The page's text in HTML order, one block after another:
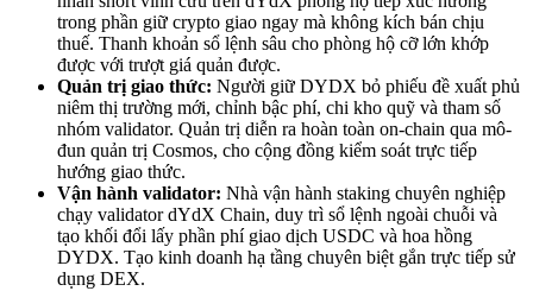
trong phần giữ crypto giao ngay mà không kích bán chịu
thuế. Thanh khoản sổ lệnh sâu cho phòng hộ cỡ lớn khớp
được với trượt giá quản được.
Quản trị giao thức: Người giữ DYDX bỏ phiếu đề xuất phủ
niêm thị trường mới, chỉnh bậc phí, chi kho quỹ và tham số
nhóm validator. Quản trị diễn ra hoàn toàn on-chain qua mô-
đun quản trị Cosmos, cho cộng đồng kiểm soát trực tiếp
hướng giao thức.
Vận hành validator: Nhà vận hành staking chuyên nghiệp
chạy validator dYdX Chain, duy trì sổ lệnh ngoài chuỗi và
tạo khối đổi lấy phần phí giao dịch USDC và hoa hồng
DYDX. Tạo kinh doanh hạ tầng chuyên biệt gắn trực tiếp sử
dụng DEX.